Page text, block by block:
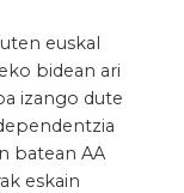
euskal
bidean ari
izango dute
batean AA
eskain